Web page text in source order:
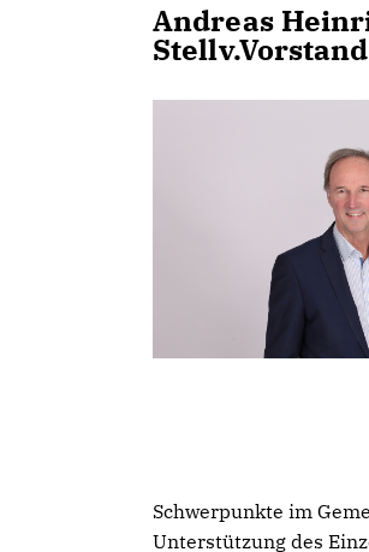
Andreas
Schwerpunkte im
Unterstützung des